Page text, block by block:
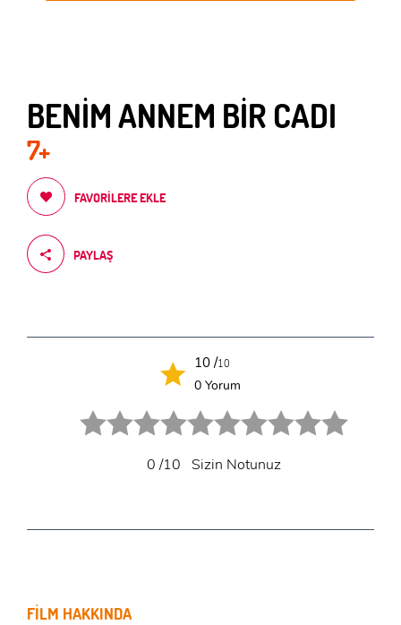
BENİM ANNEM BİR CADI
7+
FAVORILERE EKLE
PAYLAŞ
10 /10
0 Yorum
0/10 Sizin Notunuz
FİLM HAKKINDA